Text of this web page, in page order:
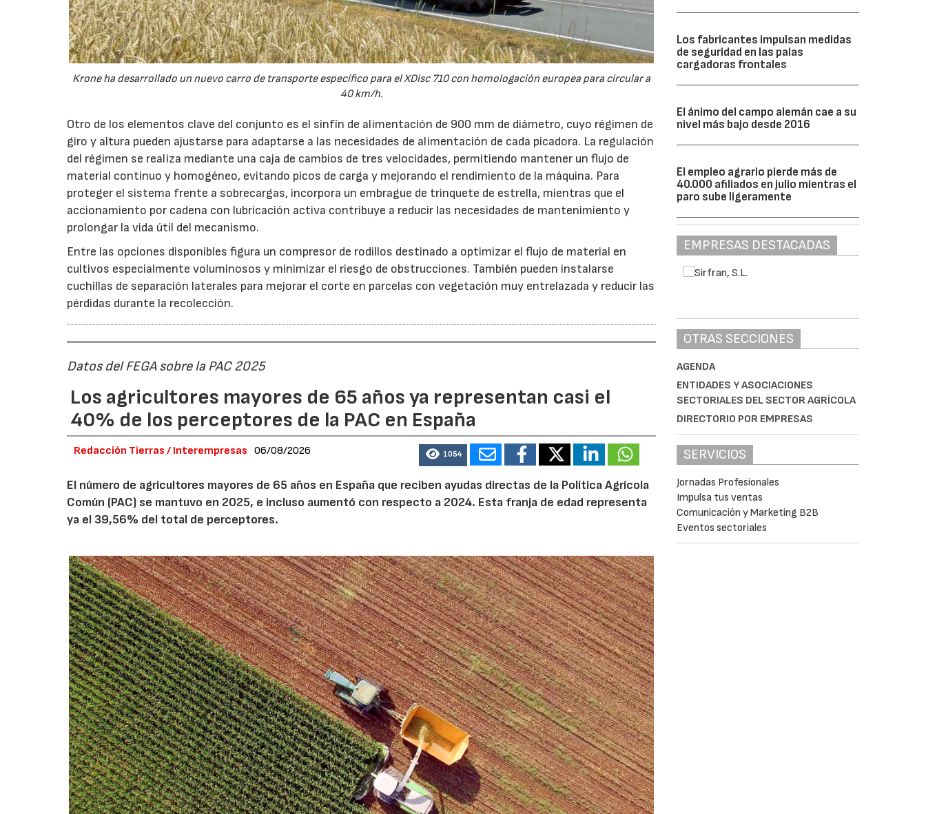
Krone ha desarrollado un nuevo carro de transporte específico para el XDisc 710 con homologación europea para circular a
40 km/h.
Otro de los elementos clave del conjunto es el sinfín de alimentación de 900 mm de diámetro, cuyo régimen de
giro y altura pueden ajustarse para adaptarse a las necesidades de alimentación de cada picadora. La regulación
del régimen se realiza mediante una caja de cambios de tres velocidades, permitiendo mantener un flujo de
material continuo y homogéneo, evitando picos de carga y mejorando el rendimiento de la máquina. Para
proteger el sistema frente a sobrecargas, incorpora un embrague de trinquete de estrella, mientras que el
accionamiento por cadena con lubricación activa contribuye a reducir las necesidades de mantenimiento y
prolongar la vida útil del mecanismo.
Entre las opciones disponibles figura un compresor de rodillos destinado a optimizar el flujo de material en
cultivos especialmente voluminosos y minimizar el riesgo de obstrucciones. También pueden instalarse
cuchillas de separación laterales para mejorar el corte en parcelas con vegetación muy entrelazada y reducir las
pérdidas durante la recolección.
Datos del FEGA sobre la PAC 2025
Los agricultores mayores de 65 años ya representan casi el
40% de los perceptores de la PAC en España
Redacción Tierras / Interempresas 06/08/2026 1054
El número de agricultores mayores de 65 años en España que reciben ayudas directas de la Política Agrícola
Común (PAC) se mantuvo en 2025, e incluso aumentó con respecto a 2024. Esta franja de edad representa
ya el 39,56% del total de perceptores.
Los fabricantes impulsan medidas
de seguridad en las palas
cargadoras frontales
El ánimo del campo alemán cae a su
nivel más bajo desde 2016
El empleo agrario pierde más de
40.000 afiliados en julio mientras el
paro sube ligeramente
EMPRESAS DESTACADAS
OTRAS SECCIONES
AGENDA
ENTIDADES Y ASOCIACIONES
SECTORIALES DEL SECTOR AGRÍCOLA
DIRECTORIO POR EMPRESAS
SERVICIOS
Jornadas Profesionales
Impulsa tus ventas
Comunicación y Marketing B2B
Eventos sectoriales